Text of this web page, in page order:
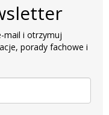
mail i otrzymuj
porady fachowe i